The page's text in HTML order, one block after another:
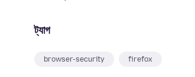
ট্যাগ
browser-security firefox